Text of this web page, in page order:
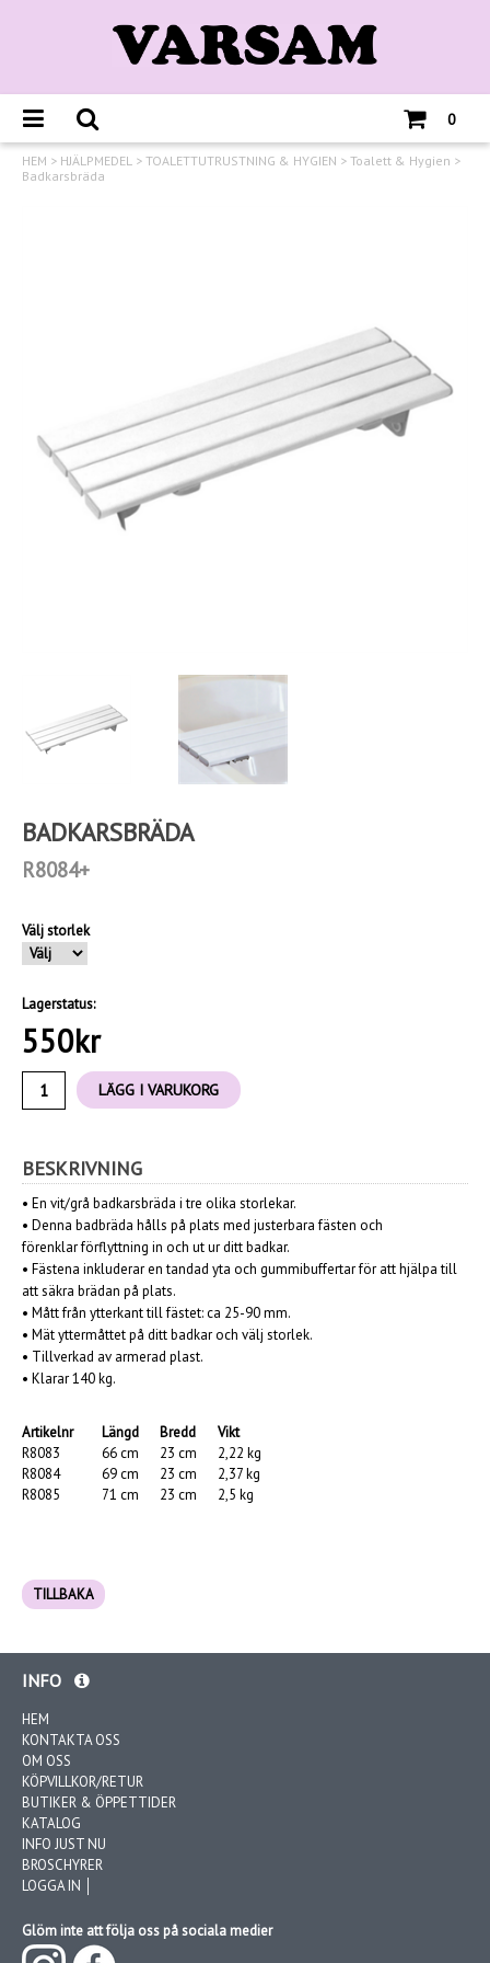
0
HEM > HJÄLPMEDEL > TOALETTUTRUSTNING & HYGIEN > Toalett & Hygien >
Badkarsbräda
BADKARSBRÄDA
R8084+
Välj storlek
Lagerstatus:
550kr
LÄGG I VARUKORG
BESKRIVNING
• En vit/grå badkarsbräda i tre olika storlekar.
• Denna badbräda hålls på plats med justerbara fästen och
förenklar förflyttning in och ut ur ditt badkar.
• Fästena inkluderar en tandad yta och gummibuffertar för att hjälpa till
att säkra brädan på plats.
• Mått från ytterkant till fästet: ca 25-90 mm.
• Mät yttermåttet på ditt badkar och välj storlek.
• Tillverkad av armerad plast.
• Klarar 140 kg.
Artikelnr Längd Bredd
Vikt
R8083
66 cm 23 cm
2,22 kg
R8084
69 cm 23 cm
2,37 kg
R8085
71 cm 23 cm 2,5 kg
TILLBAKA
INFO
HEM
KONTAKTA OSS
OM OSS
KÖPVILLKOR/RETUR
BUTIKER & ÖPPETTIDER
KATALOG
INFO JUST NU
BROSCHYRER
LOGGA IN │
Glöm inte att följa oss på sociala medier